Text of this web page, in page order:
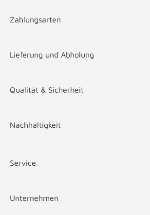
Zahlungsarten
Lieferung und Abholung
Qualität & Sicherheit
Nachhaltigkeit
Service
Unternehmen